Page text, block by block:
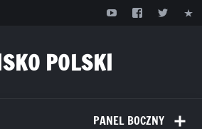
POLSKI
PANEL BOCZNY